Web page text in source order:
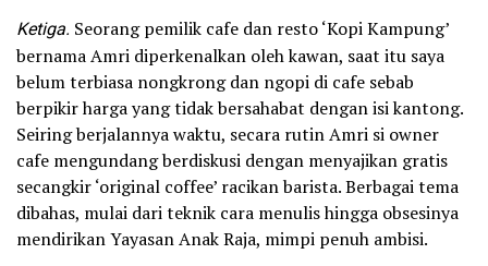
Ketiga. Seorang pemilik cafe dan resto ‘Kopi Kampung’
bernama Amri diperkenalkan oleh kawan, saat itu saya
belum terbiasa nongkrong dan ngopi di cafe sebab
berpikir harga yang tidak bersahabat dengan isi kantong.
Seiring berjalannya waktu, secara rutin Amri si owner
cafe mengundang berdiskusi dengan menyajikan gratis
secangkir ‘original coffee’ racikan barista. Berbagai tema
dibahas, mulai dari teknik cara menulis hingga obsesinya
mendirikan Yayasan Anak Raja, mimpi penuh ambisi.